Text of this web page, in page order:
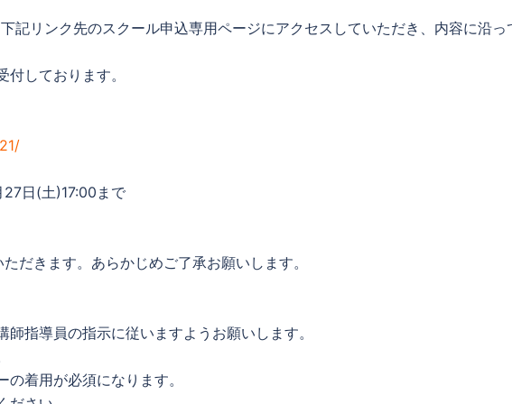
記リンク先のスクール申込専用ページにアクセスしていただき、内容に沿っ
付しております。
27日(土)17:00まで
だきます。あらかじめご了承お願いします。
師指導員の指示に従いますようお願いします。
の着用が必須になります。